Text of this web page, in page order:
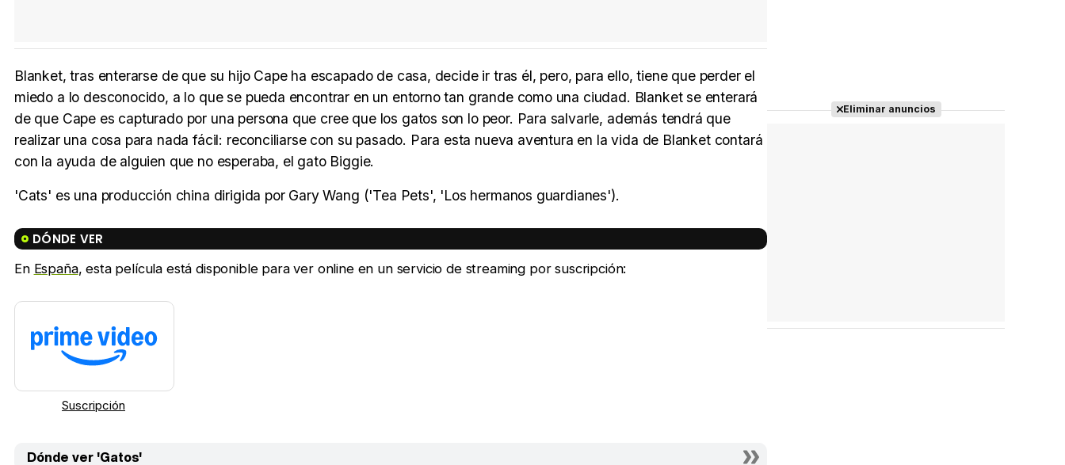
Blanket, tras enterarse de que su hijo Cape ha escapado de casa, decide ir tras él, pero, para ello, tiene que perder el
miedo a lo desconocido, a lo que se pueda encontrar en un entorno tan grande como una ciudad. Blanket se enterará
de que Cape es capturado por una persona que cree que los gatos son lo peor. Para salvarle, además tendrá que
realizar una cosa para nada fácil: reconciliarse con su pasado. Para esta nueva aventura en la vida de Blanket contará
con la ayuda de alguien que no esperaba, el gato Biggie.
'Cats' es una producción china dirigida por Gary Wang ('Tea Pets', 'Los hermanos guardianes').
DÓNDE VER
En España, esta película está disponible para ver online en un servicio de streaming por suscripción:
Suscripción
Dónde ver 'Gatos'
Eliminar anuncios